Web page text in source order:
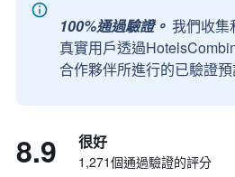
100%通過驗證。 我們收集
真實用戶透過
合作夥伴所進行的已驗證預
8.9 很好
1,271個通過驗證的評分